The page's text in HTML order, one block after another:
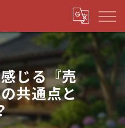
じる『売
共通点と